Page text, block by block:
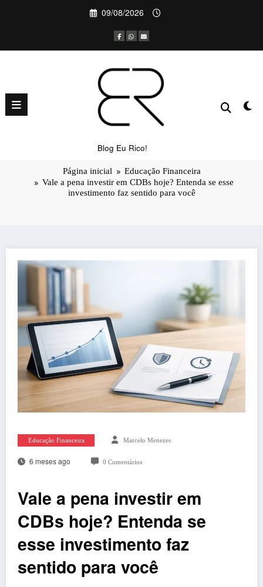
09/08/2026
Blog Eu Rico!
Vale a pena investir em CDBs hoje?
Entenda se esse investimento faz
sentido para você
Página inicial
Educação Financeira
Vale a pena investir em CDBs hoje? Entenda se esse
investimento faz sentido para você
Educação Financeira Marcelo Menezes
6 meses ago 0 Comentários
Vale a pena investir em
CDBs hoje? Entenda se
esse investimento faz
sentido para você